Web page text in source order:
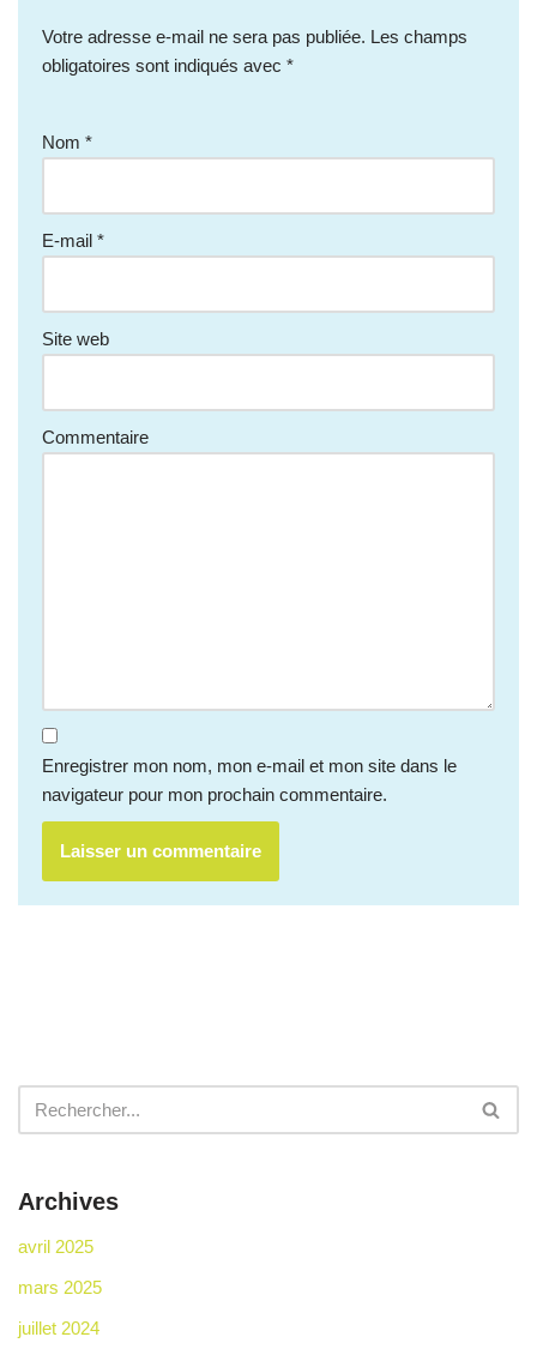
Votre adresse e-mail ne sera pas publiée. Les champs
obligatoires sont indiqués avec *
Nom *
E-mail *
Site web
Commentaire
Enregistrer mon nom, mon e-mail et mon site dans le
navigateur pour mon prochain commentaire.
Archives
avril 2025
mars 2025
juillet 2024